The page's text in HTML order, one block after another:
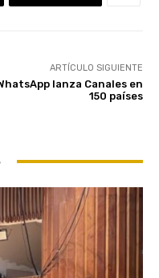
ARTÍCULO SIGUIENTE
lanza Canales en
150 países